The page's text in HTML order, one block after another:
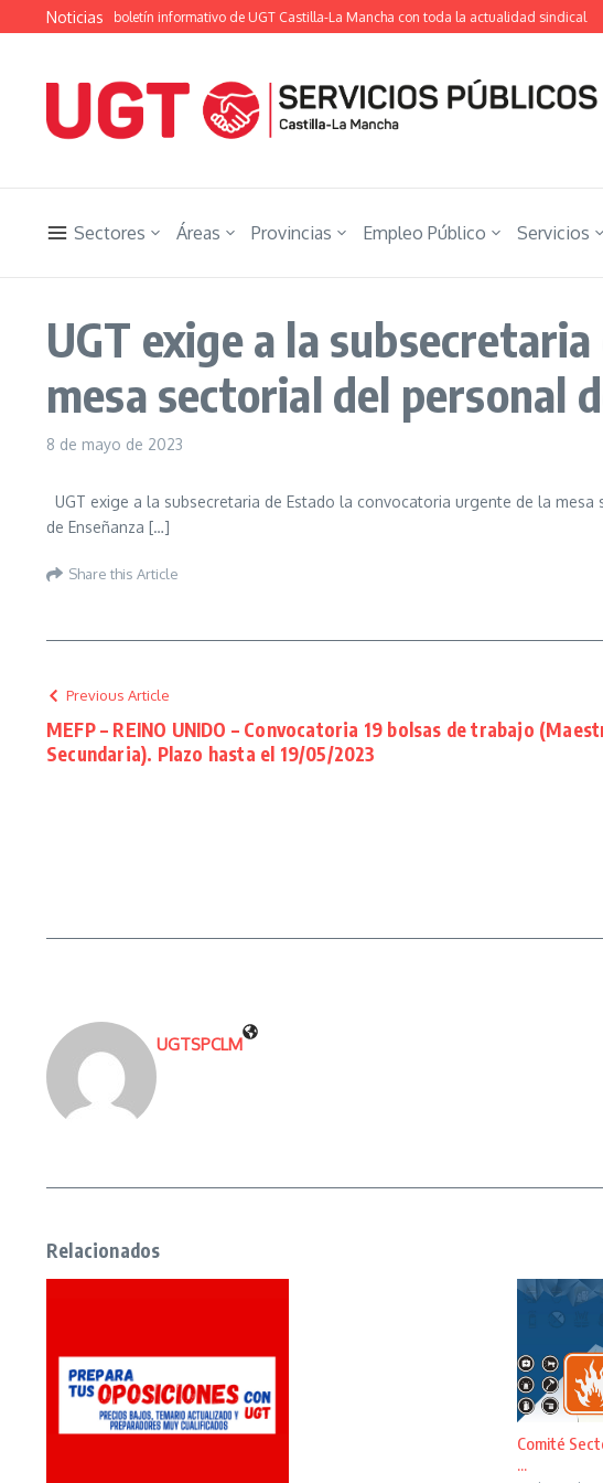
Saltar al contenido
Noticias
Ugetista», el boletín informativo de UGT Castilla-La Mancha con toda la actualidad sindical
Sectores Áreas Provincias Empleo Público Servicios
UGT exige a la
mesa sectorial del personal
8 de mayo de 2023
UGT exige a la subsecretaria de Estado la convocatoria urgente de la
de Enseñanza […]
Share this Article
Previous Article
MEFP – REINO UNIDO – Convocatoria 19 bolsas de trabajo
Secundaria). Plazo hasta el 19/05/2023
UGTSPCLM
Relacionados
Comité
...